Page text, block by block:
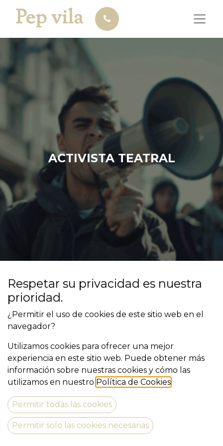
Pep vila
ACTIVISTA TEATRAL
Mi naturaleza inquieta me ha llevado hacia el
movimiento, entre otras coses soy
Cofundador de la Escuela de Teatro El
Galliner, en Girona
Torroella a Escena
- Programación adultos
- Programación escolar
La Bisbal a la fresca
Teatre Municipal de Sant Feliu de Guíxols
Respetar su privacidad es nuestra
prioridad.
¿Permitir el uso de cookies de este sitio web en el
navegador?
Utilizamos cookies para ofrecer una mejor
experiencia en este sitio web. Puede obtener más
información sobre nuestras cookies y cómo las
utilizamos en nuestro Política de Cookies
Permitir todas las cookies
Permitir solo las cookies necesarias